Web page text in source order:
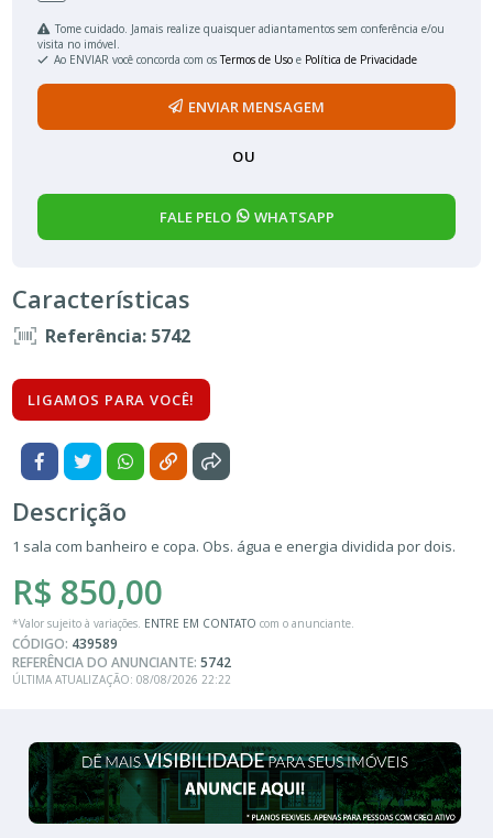
Tome cuidado. Jamais realize quaisquer adiantamentos sem conferência e/ou
visita no imóvel.
Ao ENVIAR você concorda com osTermos de Uso e Política de Privacidade
ENVIAR MENSAGEM
OU
FALE PELO WHATSAPP
Características
Referência: 5742
LIGAMOS PARA VOCÊ!
Descrição
1 sala com banheiro e copa. Obs. água e energia dividida por dois.
R$ 850,00
*Valor sujeito à variações. ENTRE EM CONTATO com o anunciante.
CÓDIGO: 439589
REFERÊNCIA DO ANUNCIANTE:5742
ÚLTIMA ATUALIZAÇÃO: 08/08/2026 22:22